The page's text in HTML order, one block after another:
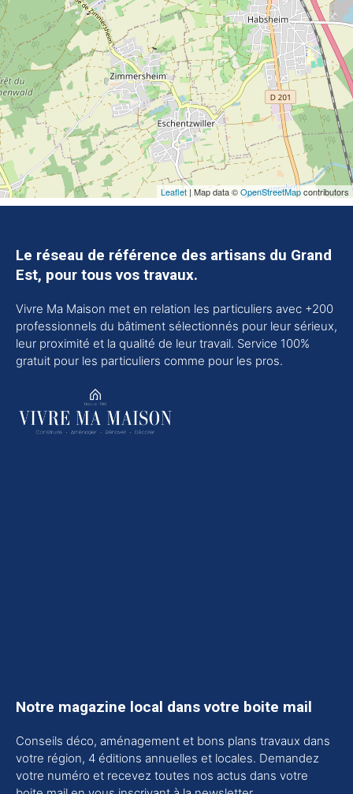
Leaflet | Map data ©OpenStreetMapcontributors
Le réseau de référence des artisans du Grand
Est, pour tous vos travaux.
Vivre Ma Maison met en relation les particuliers avec +200
professionnels du bâtiment sélectionnés pour leur sérieux,
leur proximité et la qualité de leur travail. Service 100%
gratuit pour les particuliers comme pour les pros.
Notre magazine local dans votre boite mail
Conseils déco, aménagement et bons plans travaux dans
votre région, 4 éditions annuelles et locales. Demandez
votre numéro et recevez toutes nos actus dans votre